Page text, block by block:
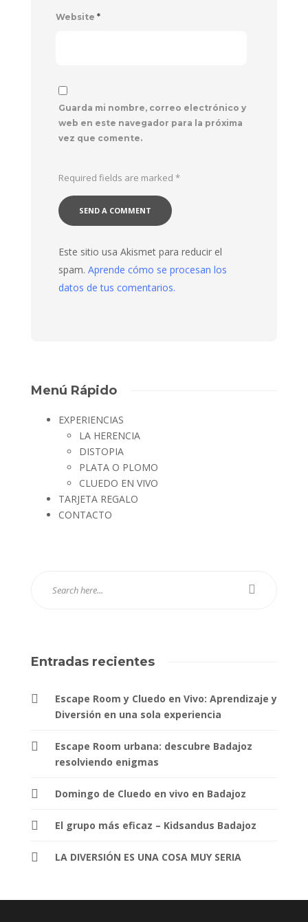
Website *
Guarda mi nombre, correo electrónico y
web en este navegador para la próxima
vez que comente.
Required fields are marked *
Este sitio usa Akismet para reducir el
spam. Aprende cómo se procesan los
datos de tus comentarios.
Menú Rápido
EXPERIENCIAS
LA HERENCIA
DISTOPIA
PLATA O PLOMO
CLUEDO EN VIVO
TARJETA REGALO
CONTACTO
Entradas recientes
Escape Room y Cluedo en Vivo: Aprendizaje y
Diversión en una sola experiencia
Escape Room urbana: descubre Badajoz
resolviendo enigmas
Domingo de Cluedo en vivo en Badajoz
El grupo más eficaz – Kidsandus Badajoz
LA DIVERSIÓN ES UNA COSA MUY SERIA